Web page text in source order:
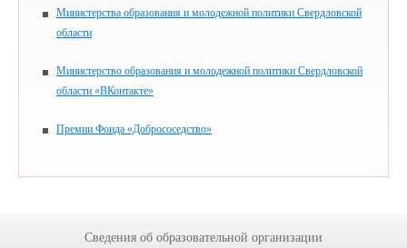
Министерства образования и молодежной политики Свердловской
области
Министерство образования и молодежной политики Свердловской
области «ВКонтакте»
Премии Фонда «Добрососедство»
Сведения об образовательной организации